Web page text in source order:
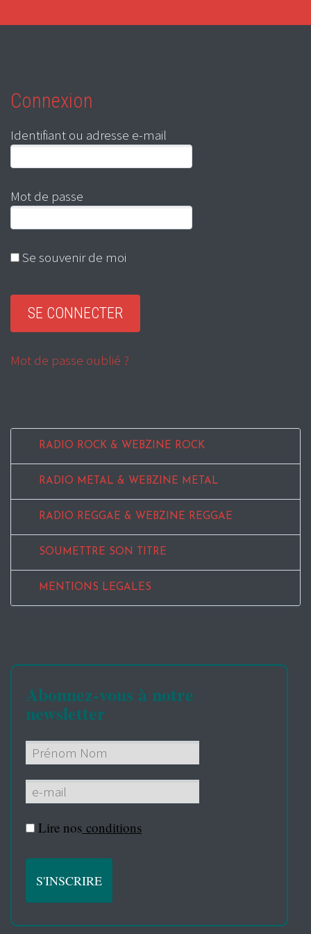
Connexion
Identifiant ou adresse e-mail
Mot de passe
Se souvenir de moi
Mot de passe oublié ?
RADIO ROCK & WEBZINE ROCK
RADIO METAL & WEBZINE METAL
RADIO REGGAE & WEBZINE REGGAE
SOUMETTRE SON TITRE
MENTIONS LEGALES
Abonnez-vous à notre
newsletter
Lire nos conditions